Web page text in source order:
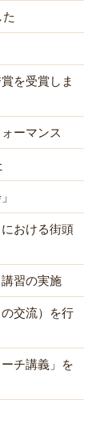
を受賞しま
ーマンス
おける街頭
習の実施
交流）を行
チ講義」を